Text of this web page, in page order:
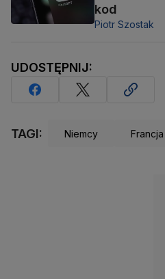
kod
Piotr Szostak
UDOSTĘPNIJ:
TAGI: Niemcy Francja